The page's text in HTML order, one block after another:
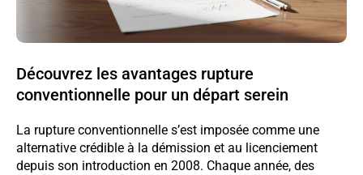
Découvrez les avantages rupture
conventionnelle pour un départ serein
La rupture conventionnelle s’est imposée comme une
alternative crédible à la démission et au licenciement
depuis son introduction en 2008. Chaque année, des